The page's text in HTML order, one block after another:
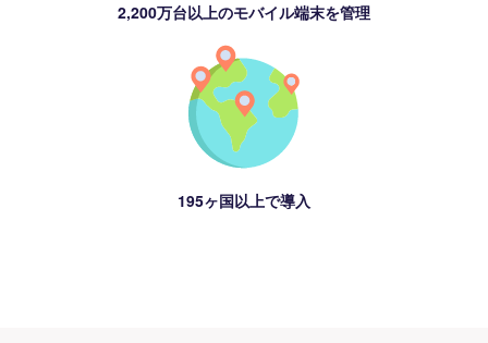
2,200万台以上のモバイル端末を管理
195ヶ国以上で導入